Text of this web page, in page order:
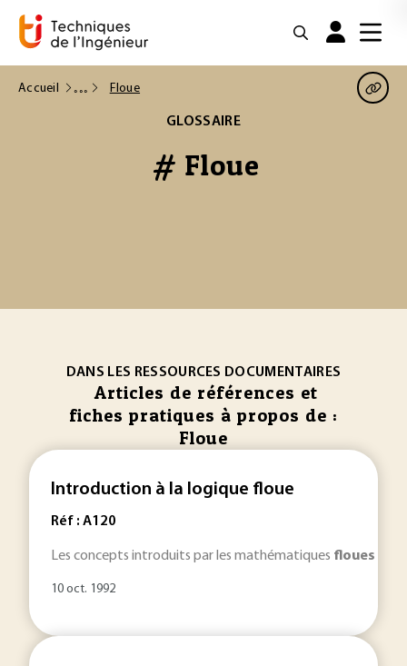
Accueil Floue
GLOSSAIRE
# Floue
DANS LES RESSOURCES DOCUMENTAIRES
Articles de références et
fiches pratiques à propos de :
Floue
Introduction à la logique floue
Réf : A120
Les concepts introduits par les mathématiques floues
10 oct. 1992